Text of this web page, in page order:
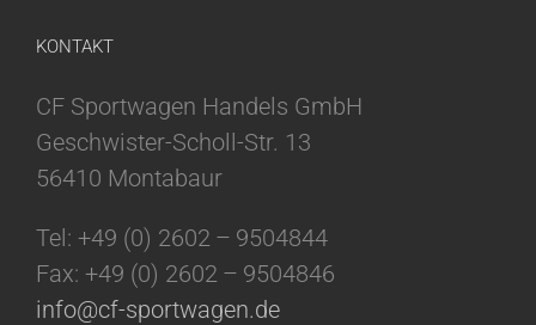
KONTAKT
CF Sportwagen Handels GmbH
Geschwister-Scholl-Str. 13
56410 Montabaur
Tel: +49 (0) 2602 – 9504844
Fax: +49 (0) 2602 – 9504846
info@cf-sportwagen.de